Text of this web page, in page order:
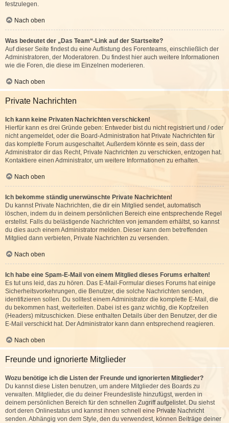
festzulegen.
Nach oben
Was bedeutet der „Das Team“-Link auf der Startseite?
Auf dieser Seite findest du eine Auflistung des Forenteams, einschließlich der
Administratoren, der Moderatoren. Du findest hier auch weitere Informationen
wie die Foren, die diese im Einzelnen moderieren.
Nach oben
Private Nachrichten
Ich kann keine Privaten Nachrichten verschicken!
Hierfür kann es drei Gründe geben: Entweder bist du nicht registriert und / oder
nicht angemeldet, oder die Board-Administration hat Private Nachrichten für
das komplette Forum ausgeschaltet. Außerdem könnte es sein, dass der
Administrator dir das Recht, Private Nachrichten zu verschicken, entzogen hat.
Kontaktiere einen Administrator, um weitere Informationen zu erhalten.
Nach oben
Ich bekomme ständig unerwünschte Private Nachrichten!
Du kannst Private Nachrichten, die dir ein Mitglied sendet, automatisch
löschen, indem du in deinem persönlichen Bereich eine entsprechende Regel
erstellst. Falls du belästigende Nachrichten von jemandem erhältst, so kannst
du dies auch einem Administrator melden. Dieser kann dem betreffenden
Mitglied dann verbieten, Private Nachrichten zu versenden.
Nach oben
Ich habe eine Spam-E-Mail von einem Mitglied dieses Forums erhalten!
Es tut uns leid, das zu hören. Das E-Mail-Formular dieses Forums hat einige
Sicherheitsvorkehrungen, die Benutzer, die solche Nachrichten senden,
identifizieren sollen. Du solltest einem Administrator die komplette E-Mail, die
du bekommen hast, weiterleiten. Dabei ist es ganz wichtig, die Kopfzeilen
(Headers) mitzuschicken. Diese enthalten Details über den Benutzer, der die
E-Mail verschickt hat. Der Administrator kann dann entsprechend reagieren.
Nach oben
Freunde und ignorierte Mitglieder
Wozu benötige ich die Listen der Freunde und ignorierten Mitglieder?
Du kannst diese Listen benutzen, um andere Mitglieder des Boards zu
verwalten. Mitglieder, die du deiner Freundesliste hinzufügst, werden in
deinem persönlichen Bereich für den schnellen Zugriff aufgelistet. Du siehst
dort deren Onlinestatus und kannst ihnen schnell eine Private Nachricht
senden. Abhängig von dem Style, den du verwendest, können Beiträge deiner